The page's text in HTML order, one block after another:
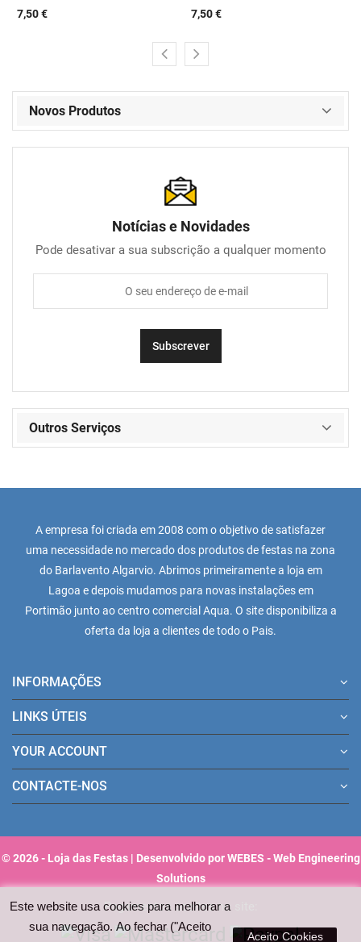
Este website usa cookies para melhorar a
sua navegação. Ao fechar ("Aceito
Aceito Cookies
7,50 € 7,50 €
Novos Produtos
Notícias e Novidades
Pode desativar a sua subscrição a qualquer momento
Outros Serviços
A empresa foi criada em 2008 com o objetivo de satisfazer
uma necessidade no mercado dos produtos de festas na zona
do Barlavento Algarvio. Abrimos primeiramente a loja em
Lagoa e depois mudamos para novas instalações em
Portimão junto ao centro comercial Aqua. O site disponibiliza a
oferta da loja a clientes de todo o Pais.
INFORMAÇÕES
LINKS ÚTEIS
YOUR ACCOUNT
CONTACTE-NOS
© 2026 - Loja das Festas | Desenvolvido por WEBES - Web Engineering
Solutions
Pagamentos aceites no site: